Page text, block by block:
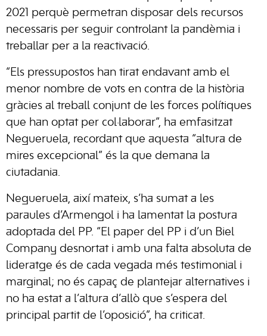
2021 perquè permetran disposar dels recursos
necessaris per seguir controlant la pandèmia i
treballar per a la reactivació.
“Els pressupostos han tirat endavant amb el
menor nombre de vots en contra de la història
gràcies al treball conjunt de les forces polítiques
que han optat per col·laborar”, ha emfasitzat
Negueruela, recordant que aquesta “altura de
mires excepcional” és la que demana la
ciutadania.
Negueruela, així mateix, s’ha sumat a les
paraules d’Armengol i ha lamentat la postura
adoptada del PP. “El paper del PP i d’un Biel
Company desnortat i amb una falta absoluta de
lideratge és de cada vegada més testimonial i
marginal; no és capaç de plantejar alternatives i
no ha estat a l’altura d’allò que s’espera del
principal partit de l’oposició”, ha criticat.